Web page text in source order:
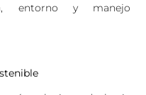
entorno y manejo